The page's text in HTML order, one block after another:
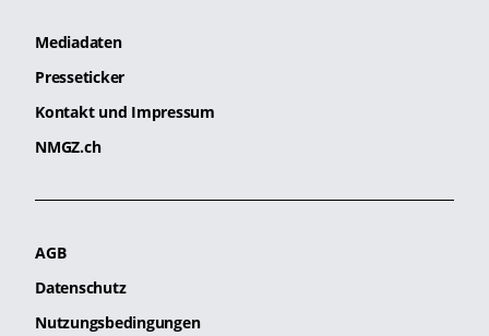
Mediadaten
Presseticker
Kontakt und Impressum
NMGZ.ch
AGB
Datenschutz
Nutzungsbedingungen